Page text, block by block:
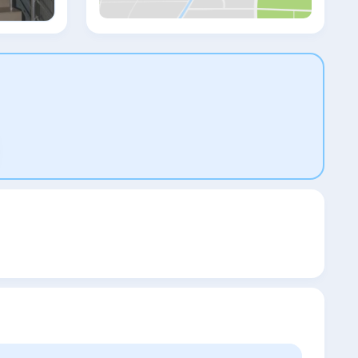
достопримечательности, как Автовокзал
Юг, Железнодорожный вокзал Бургаса и
Оперный театр Бургаса. Аэропорт